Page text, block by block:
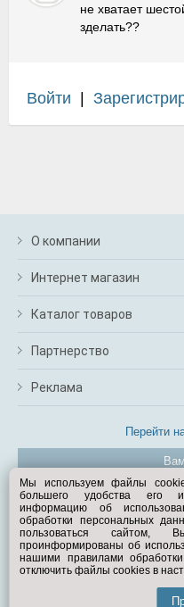
не хватает
зделать??
Войти
О компании
Интернет магазин
Каталог товаров
Партнерство
Реклама
Перейти
©
Мы используем файлы
большего удобства его
информацию об
обработки персональных
пользоваться сайтом,
проинформированы об
нашими правилами
отключить файлы cookies в